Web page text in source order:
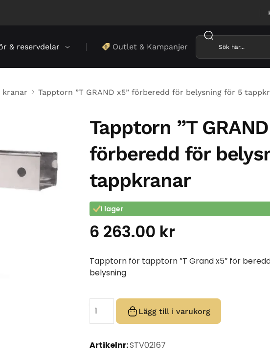
& reservdelar Outlet & Kampanjer
kranar Tapptorn ”T GRAND x5” förberedd för belysning för 5
Tapptorn ”T
förberedd för
tappkranar
I lager
6 263.00 kr
Tapptorn för tapptorn ”T Grand x5” för
belysning
Lägg till i varukorg
Artikelnr:STV02167